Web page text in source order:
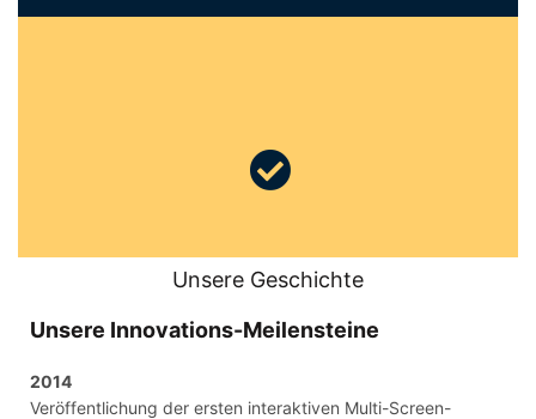
Unsere Geschichte
Unsere Innovations-Meilensteine
2014
Veröffentlichung der ersten interaktiven Multi-Screen-